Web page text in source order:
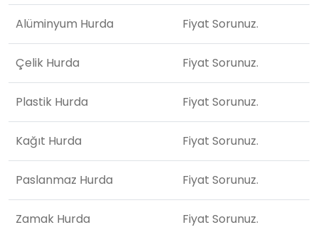
Alüminyum Hurda Fiyat Sorunuz.
Çelik Hurda Fiyat Sorunuz.
Plastik Hurda Fiyat Sorunuz.
Kağıt Hurda Fiyat Sorunuz.
Paslanmaz Hurda Fiyat Sorunuz.
Zamak Hurda Fiyat Sorunuz.